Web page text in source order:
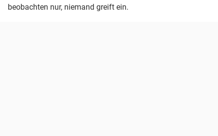
beobachten nur, niemand greift ein.